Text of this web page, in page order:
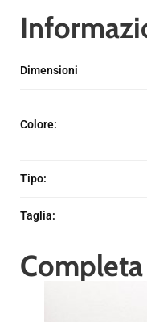
Dimensioni
Colore:
Tipo:
Taglia: